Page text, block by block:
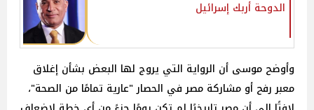
الدوحة أربك إسرائيل
وأوضح موسى أن الرواية التي يروج لها البعض بشأن إغلاق
معبر رفح أو مشاركة مصر في الحصار "عارية تمامًا من الصحة"،